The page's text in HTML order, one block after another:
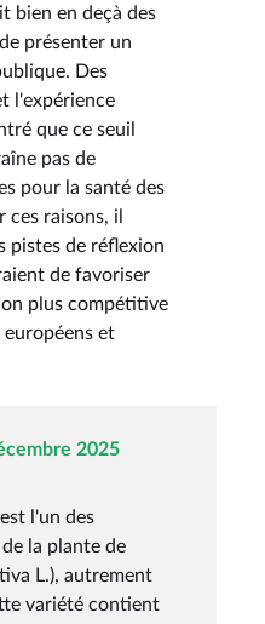
bien en deçà des
présenter un
Des
l'expérience
que ce seuil
pas de
pour la santé des
ces raisons, il
pistes de réflexion
de favoriser
plus compétitive
et
2025
l'un des
la plante de
L.), autrement
variété contient